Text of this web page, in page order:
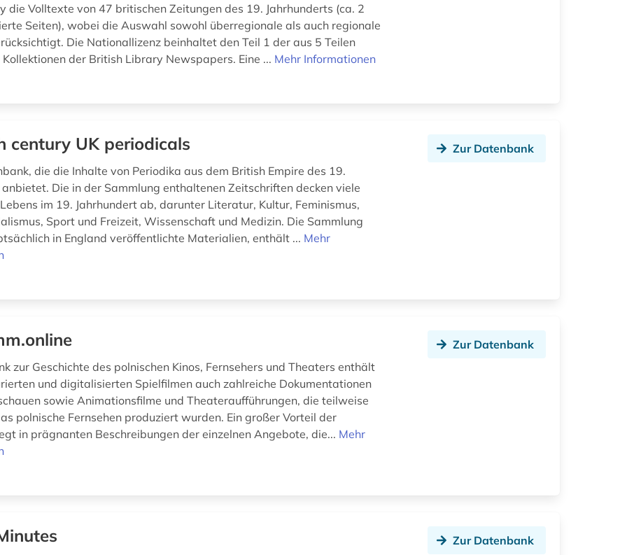
die Volltexte von 47 britischen Zeitungen des 19. Jahrhunderts (ca. 2
Seiten), wobei die Auswahl sowohl überregionale als auch regionale
Die Nationallizenz beinhaltet den Teil 1 der aus 5 Teilen
der British Library Newspapers. Eine ... Mehr Informationen
century UK periodicals
die die Inhalte von Periodika aus dem British Empire des 19.
anbietet. Die in der Sammlung enthaltenen Zeitschriften decken viele
im 19. Jahrhundert ab, darunter Literatur, Kultur, Feminismus,
Sport und Freizeit, Wissenschaft und Medizin. Die Sammlung
in England veröffentlichte Materialien, enthält ... Mehr
Zur Datenbank
zur Geschichte des polnischen Kinos, Fernsehers und Theaters enthält
und digitalisierten Spielfilmen auch zahlreiche Dokumentationen
sowie Animationsfilme und Theateraufführungen, die teilweise
polnische Fernsehen produziert wurden. Ein großer Vorteil der
in prägnanten Beschreibungen der einzelnen Angebote, die... Mehr
Zur Datenbank
Zur Datenbank